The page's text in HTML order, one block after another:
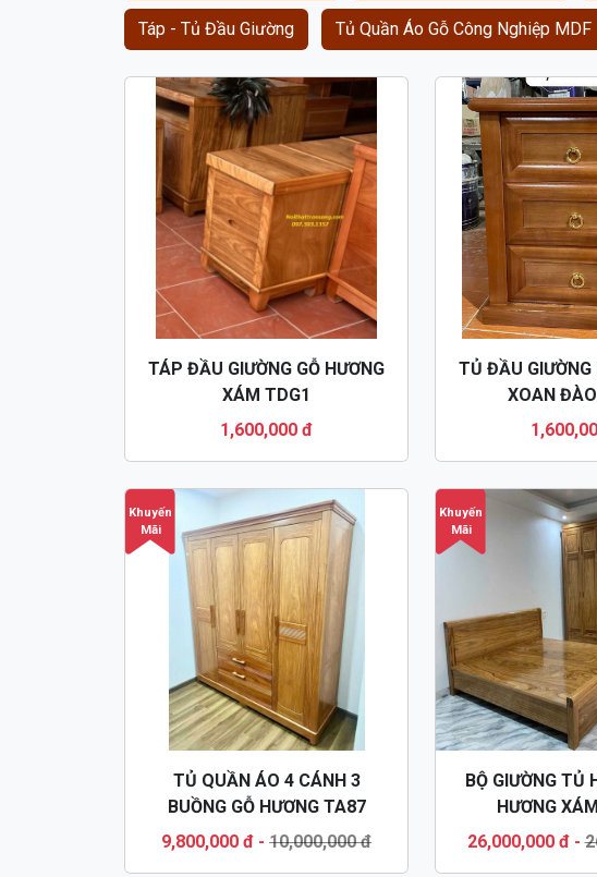
Táp - Tủ Đầu Giường Tủ Quần Áo Gỗ Công Nghiệp MDF
TÁP ĐẦU GIƯỜNG GỖ HƯƠNG
XÁM TDG1
1,600,000 đ
TỦ ĐẦU GIƯỜNG
XOAN
Khuyến
Mãi
TỦ QUẦN ÁO 4 CÁNH 3
BUỒNG GỖ HƯƠNG TA87
9,800,000 đ - 10,000,000 đ
Khuyến
Mãi
BỘ GIƯỜNG TỦ
HƯƠNG
26,000,000 đ-